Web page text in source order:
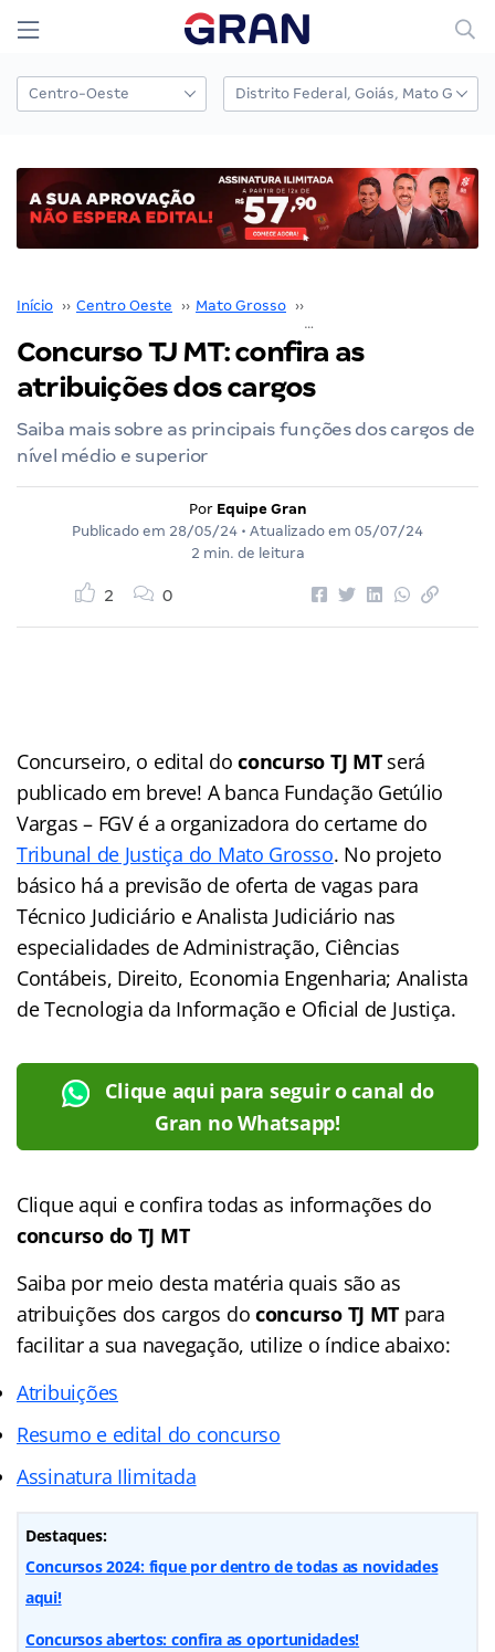
Início ›› Centro Oeste ›› Mato Grosso ››
Concurso TJ MT: confira as
atribuições dos cargos
Saiba mais sobre as principais funções dos cargos de
nível médio e superior
Por Equipe Gran
Publicado em 28/05/24 • Atualizado em 05/07/24
2 min. de leitura
2 0
Concurseiro, o edital doconcurso TJ MTserá
publicado em breve! A banca Fundação Getúlio
Vargas – FGV é a organizadora do certame do
Tribunal de Justiça do Mato Grosso. No projeto
básico há a previsão de oferta de vagas para
Técnico Judiciário e Analista Judiciário nas
especialidades de Administração, Ciências
Contábeis, Direito, Economia Engenharia; Analista
de Tecnologia da Informação e Oficial de Justiça.
Clique aqui para seguir o canal do
Gran no Whatsapp!
Clique aqui e confira todas as informações do
concurso do TJ MT
Saiba por meio desta matéria quais são as
atribuições dos cargos do concurso TJ MT para
facilitar a sua navegação, utilize o índice abaixo:
Atribuições
Resumo e edital do concurso
Assinatura Ilimitada
Destaques:
Concursos 2024: fique por dentro de todas as novidades
aqui!
Concursos abertos: confira as oportunidades!